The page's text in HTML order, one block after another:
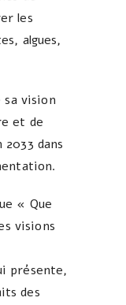
les
algues,
sa vision
et de
dans
« Que
visions
présente,
des